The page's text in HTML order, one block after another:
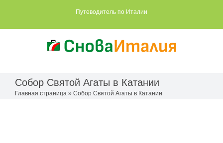
Путеводитель по Италии
Собор Святой Агаты в Катании
Главная страница » Собор Святой Агаты в Катании